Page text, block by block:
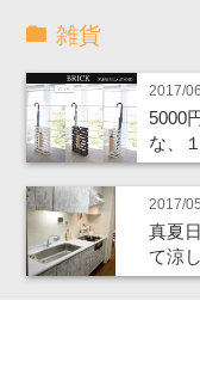
雑貨
2017/
5000
な、
2017/
真夏
て涼